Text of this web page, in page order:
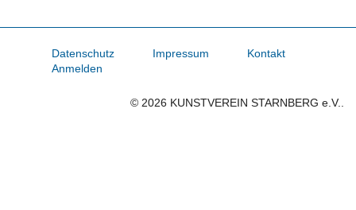
Datenschutz Impressum
Kontakt
Anmelden
© 2026 KUNSTVEREIN STARNBERG e.V..